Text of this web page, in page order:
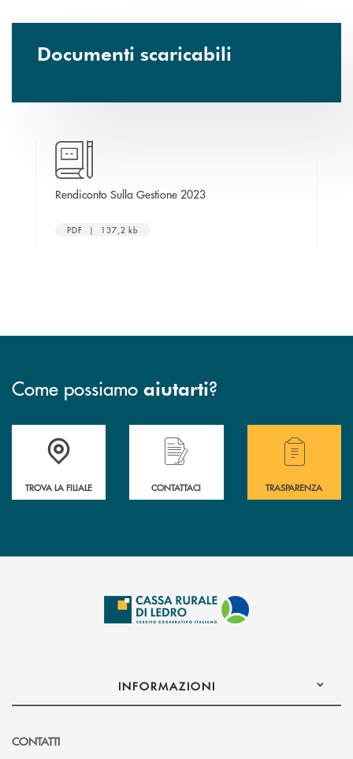
Documenti scaricabili
finestraRendiconto Sulla Gestione 2023apre una nuova finestra
PDF | 137,2 kb
Come possiamo aiutarti?
Accedi all' elenco completo delle filiali .
TROVA LA FILIALE
Hai bisogno di assistenza immediata?
CONTATTACI
Hai bisogno di
TRASPARENZA
INFORMAZIONI
CONTATTI